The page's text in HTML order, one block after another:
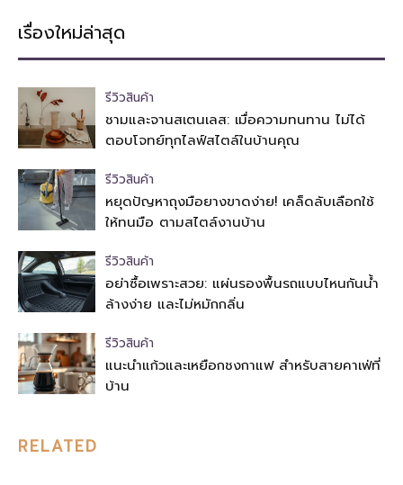
เรื่องใหม่ล่าสุด
รีวิวสินค้า
ชามและจานสเตนเลส: เมื่อความทนทาน ไม่ได้
ตอบโจทย์ทุกไลฟ์สไตล์ในบ้านคุณ
รีวิวสินค้า
หยุดปัญหาถุงมือยางขาดง่าย! เคล็ดลับเลือกใช้
ให้ทนมือ ตามสไตล์งานบ้าน
รีวิวสินค้า
อย่าซื้อเพราะสวย: แผ่นรองพื้นรถแบบไหนกันน้ำ
ล้างง่าย และไม่หมักกลิ่น
รีวิวสินค้า
แนะนำแก้วและเหยือกชงกาแฟ สำหรับสายคาเฟ่ที่
บ้าน
RELATED